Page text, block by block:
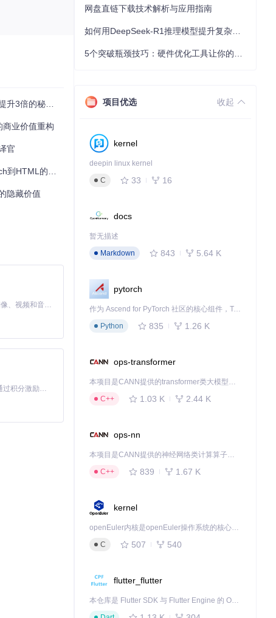
的原始意图，
的秘密武器
业价值重构
官
的无缝转换
隐藏价值
MiniMax H3 是一个通用的全模态生成系统。它支持对由文本、图像、视频和音频组成的多模态上下文进行统一理解，并能生成分辨率高达 2K、时长可达 15 秒的带原生立体声音频的视频。得益于面向任务泛化的系统设计，H3 在预训练阶段就已具备广泛的多模态上下文理解与生成能力，能够出色地执行复杂的多模态指令。
「源启盛夏」暑期校园开发者成长计划旨在激活校园开源力量，通过积分激励、认证扶持、资源倾斜等形式，引导高校组织和开发者完成「入驻 — 建项目 — 做贡献 — 获认证 — 得资源」的完整闭环。无论你是想带领社团入驻平台的组织者，还是希望用代码贡献证明自己的开发者，都能在这里找到属于你的成长路径。
网盘直链下载技术解析与应用指南
项目优选 收起
kernel
deepin linux kernel
C
33 16
docs
暂无描述
Markdown
843 5.64 K
pytorch
作为 Ascend for PyTorch 社区的核心组件，TorchNPU 是昇腾专为 PyTorch 打造的深度学习适配插件，使 PyTorch 框架能够直接调用昇腾 NPU，为开发者提供昇腾 AI 处理器的超强算力。
Python
835 1.26 K
ops-transformer
本项目是CANN提供的transformer类大模型算子库，实现网络在NPU上加速计算。
C++
1.03 K 2.44 K
ops-nn
本项目是CANN提供的神经网络类计算算子库，实现网络在NPU上加速计算。
C++
839 1.67 K
kernel
openEuler内核是openEuler操作系统的核心，既是系统性能与稳定性的基石，也是连接处理器、设备与服务的桥梁。
C
507 540
flutter_flutter
本仓库是 Flutter SDK 与 Flutter Engine 的 OpenHarmony 适配版本，由 CPF-Flutter 团队维护。开发者可使用熟悉的 Flutter 技术栈开发 OpenHarmony 应用，3.35.7 及以后的适配版本可基于本仓库源码构建支持 OpenHarmony 的 Flutter Engine。